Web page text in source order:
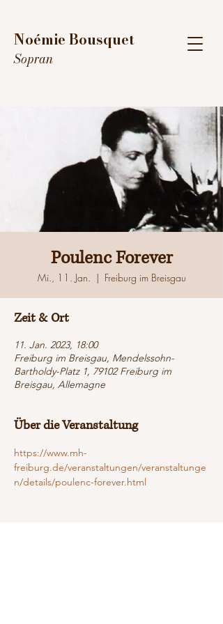
Noémie Bousquet
Sopran
Poulenc Forever
Mi., 11. Jan.
  |
Freiburg im Breisgau
Zeit & Ort
11. Jan. 2023, 18:00
Freiburg im Breisgau, Mendelssohn-
Bartholdy-Platz 1, 79102 Freiburg im
Breisgau, Allemagne
Über die Veranstaltung
https://www.mh-
freiburg.de/veranstaltungen/veranstaltunge
n/details/poulenc-forever.html